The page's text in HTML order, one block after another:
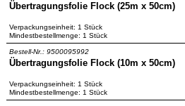
Übertragungsfolie Flock (25m x 50cm)
Verpackungseinheit: 1 Stück
Mindestbestellmenge: 1 Stück
Bestell-Nr.: 9500095992
Übertragungsfolie Flock (10m x 50cm)
Verpackungseinheit: 1 Stück
Mindestbestellmenge: 1 Stück